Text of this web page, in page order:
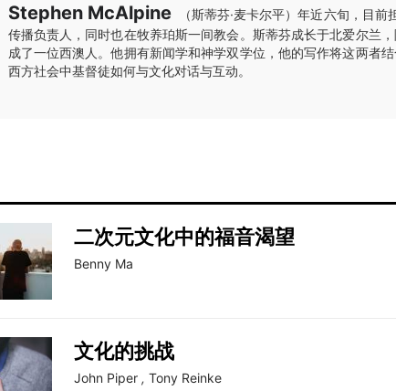
Stephen McAlpine
（斯蒂芬·麦卡尔平）年近六旬，目
传播负责人，同时也在牧养珀斯一间教会。斯蒂芬成长于北爱尔兰
成了一位西澳人。他拥有新闻学和神学双学位，他的写作将这两者
西方社会中基督徒如何与文化对话与互动。
二次元文化中的福音渴望
Benny Ma
文化的挑战
John Piper , Tony Reinke